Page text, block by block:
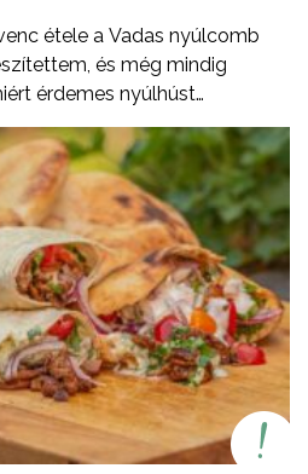
étele a Vadas nyúlcomb
és még mindig
érdemes nyúlhúst
sovány, fehérjében
hús. Könnyen
más húsfélék helyett,
elkészíthető.